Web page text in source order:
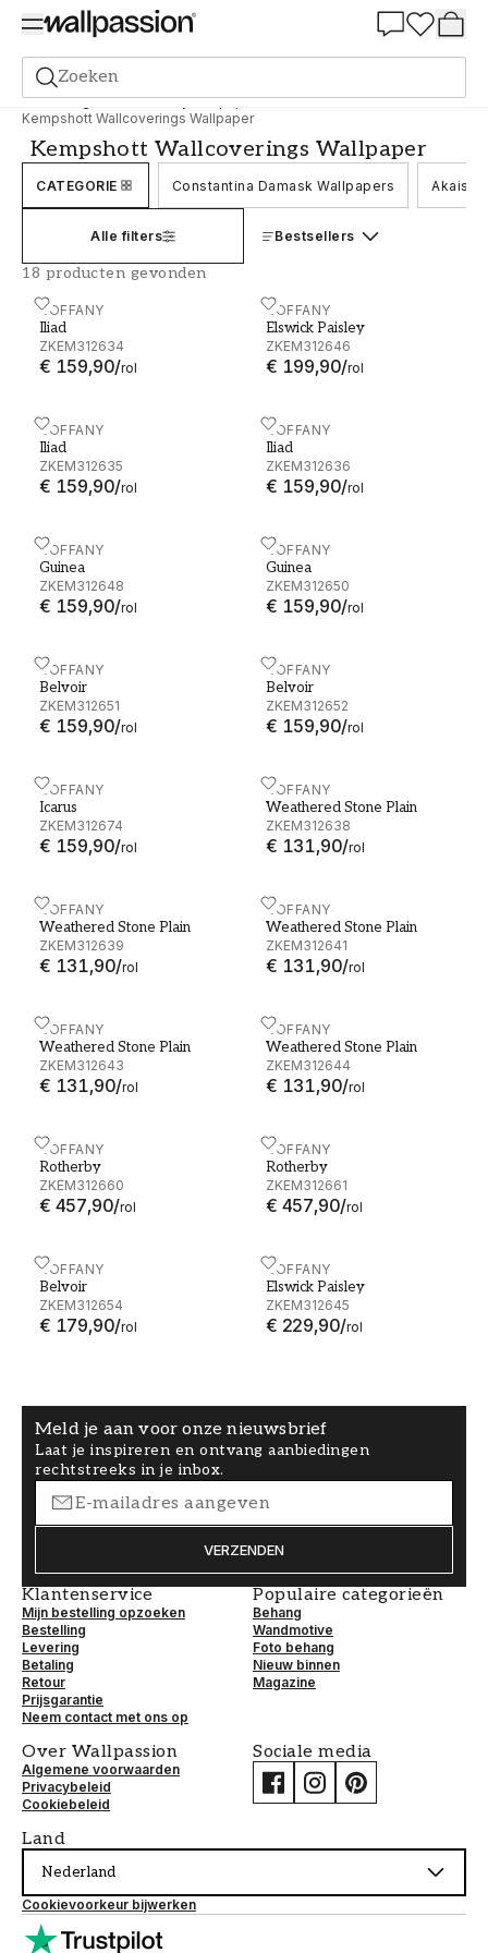
Zoeken
Behang Merk Zoffany Wallpaper
Kempshott Wallcoverings Wallpaper
Kempshott Wallcoverings Wallpaper
CATEGORIE Constantina Damask Wallpapers Akaishi
Alle filters Bestsellers
18 producten gevonden
ZOFFANY
Iliad
ZKEM312634
€ 159,90/rol
Iliad - ZKEM312634 ZOFFANY
Elswick Paisley
ZKEM312646
€ 199,90/rol
Elswick Paisley -
ZOFFANY
Iliad
ZKEM312635
€ 159,90/rol
Iliad - ZKEM312635 ZOFFANY
Iliad
ZKEM312636
€ 159,90/rol
Iliad - ZKEM312636
ZOFFANY
Guinea
ZKEM312648
€ 159,90/rol
Guinea - ZKEM312648 ZOFFANY
Guinea
ZKEM312650
€ 159,90/rol
Guinea - ZKEM312650
ZOFFANY
Belvoir
ZKEM312651
€ 159,90/rol
Belvoir - ZKEM312651 ZOFFANY
Belvoir
ZKEM312652
€ 159,90/rol
Belvoir - ZKEM312652
ZOFFANY
Icarus
ZKEM312674
€ 159,90/rol
Icarus - ZKEM312674 ZOFFANY
Weathered Stone Plain
ZKEM312638
€ 131,90/rol
Weathered Stone Plain -
ZOFFANY
Weathered Stone Plain
ZKEM312639
€ 131,90/rol
Weathered Stone Plain - ZKEM312639
ZOFFANY
Weathered Stone Plain
ZKEM312641
€ 131,90/rol
Weathered Stone Plain -
ZOFFANY
Weathered Stone Plain
ZKEM312643
€ 131,90/rol
Weathered Stone Plain - ZKEM312643
ZOFFANY
Weathered Stone Plain
ZKEM312644
€ 131,90/rol
Weathered Stone Plain -
ZOFFANY
Rotherby
ZKEM312660
€ 457,90/rol
Rotherby - ZKEM312660 ZOFFANY
Rotherby
ZKEM312661
€ 457,90/rol
Rotherby - ZKEM312661
ZOFFANY
Belvoir
ZKEM312654
€ 179,90/rol
Belvoir - ZKEM312654 ZOFFANY
Elswick Paisley
ZKEM312645
€ 229,90/rol
Elswick Paisley -
Meld je aan voor onze nieuwsbrief
Laat je inspireren en ontvang aanbiedingen
rechtstreeks in je inbox.
VERZENDEN
Klantenservice
Mijn bestelling opzoeken
Bestelling
Levering
Betaling
Retour
Prijsgarantie
Neem contact met ons op
Populaire categorieën
Behang
Wandmotive
Foto behang
Nieuw binnen
Magazine
Over Wallpassion
Algemene voorwaarden
Privacybeleid
Cookiebeleid
Sociale media
Land
Nederland
Cookievoorkeur bijwerken